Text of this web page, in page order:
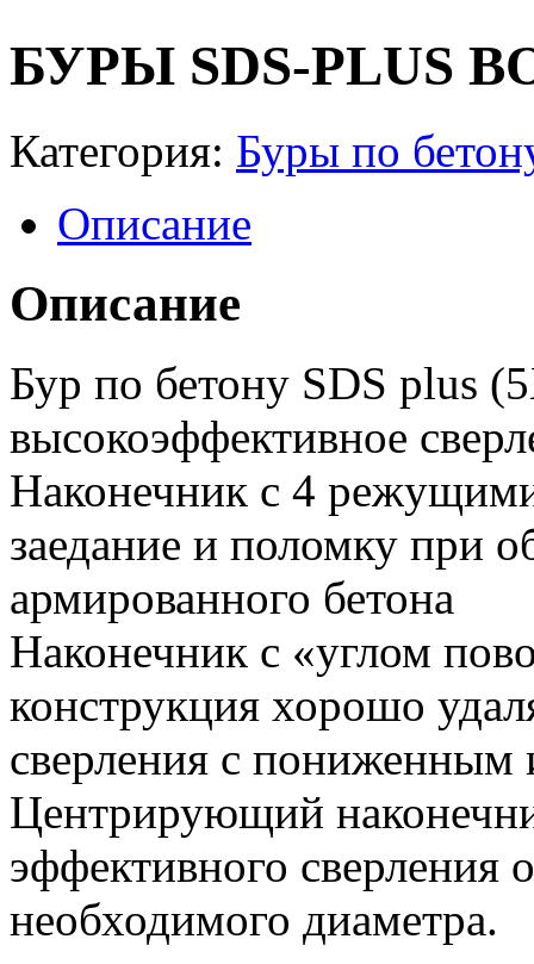
БУРЫ SDS-PLUS
Категория: Буры по
Описание
Описание
Бур по бетону SDS plus
высокоэффективное
Наконечник с 4
заедание и поломку при
армированного бетона
Наконечник с «углом
конструкция хорошо
сверления с пониженным
Центрирующий
эффективного сверления
необходимого диаметра.